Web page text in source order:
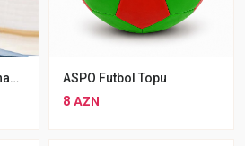
Pilates Üçün Mini Gimnastika Topu 25sm Fitness Balans Topu Yoga Təlim Topu ASPO Futbol Topu
8 AZN